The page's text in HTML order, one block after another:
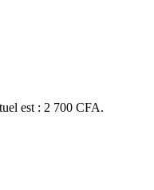
est : 2 700 CFA.